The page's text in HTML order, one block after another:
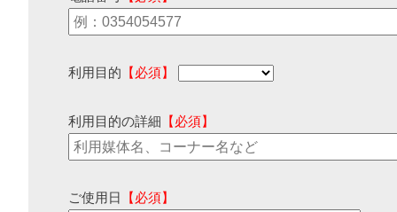
利用目的 【必須】
利用目的の詳細 【必須】
ご使用日 【必須】